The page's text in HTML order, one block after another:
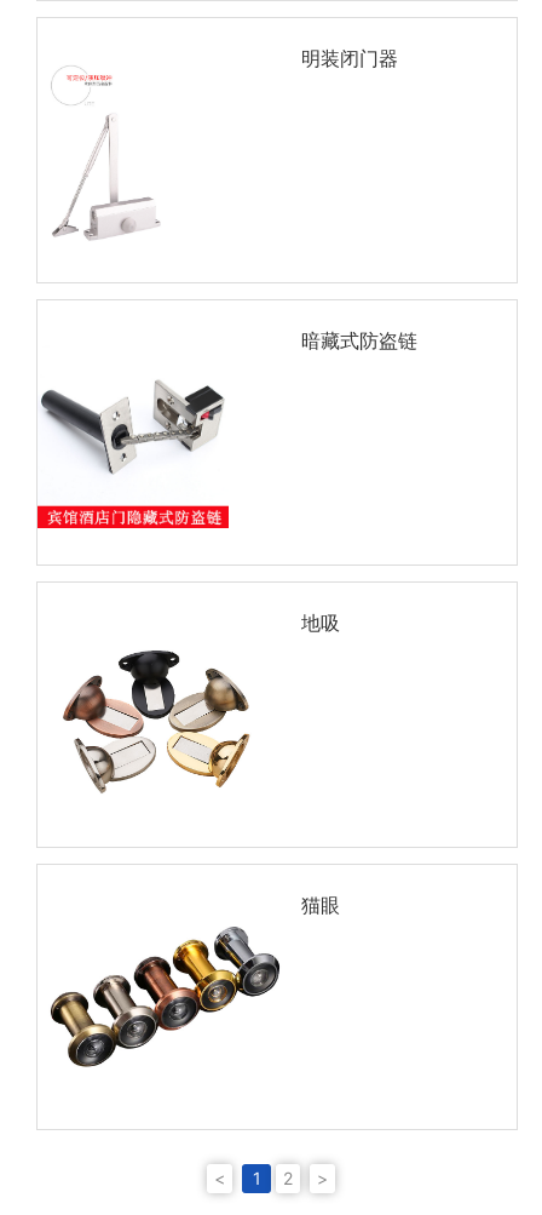
明装闭门器
暗藏式防盗链
地吸
猫眼
< 1 2 >